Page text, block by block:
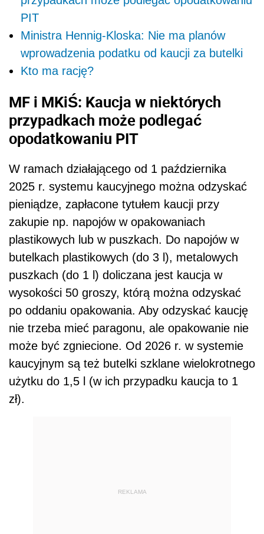
PIT
Ministra Hennig-Kloska: Nie ma planów
wprowadzenia podatku od kaucji za butelki
Kto ma rację?
MF i MKiŚ: Kaucja w niektórych
przypadkach może podlegać
opodatkowaniu PIT
W ramach działającego od 1 października
2025 r. systemu kaucyjnego można odzyskać
pieniądze, zapłacone tytułem kaucji przy
zakupie np. napojów w opakowaniach
plastikowych lub w puszkach. Do napojów w
butelkach plastikowych (do 3 l), metalowych
puszkach (do 1 l) doliczana jest kaucja w
wysokości 50 groszy, którą można odzyskać
po oddaniu opakowania. Aby odzyskać kaucję
nie trzeba mieć paragonu, ale opakowanie nie
może być zgniecione. Od 2026 r. w systemie
kaucyjnym są też butelki szklane wielokrotnego
użytku do 1,5 l (w ich przypadku kaucja to 1
zł).
REKLAMA